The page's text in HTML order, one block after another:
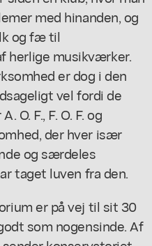
med hinanden, og
og fæ til
herlige musikværker.
er dog i den
vel fordi de
O. F., F. O. F. og
der hver især
og særdeles
taget luven fra den.
er på vej til sit 30
som nogensinde. Af